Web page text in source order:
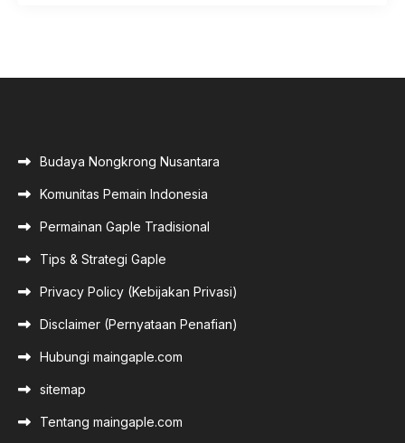
Budaya Nongkrong Nusantara
Komunitas Pemain Indonesia
Permainan Gaple Tradisional
Tips & Strategi Gaple
Privacy Policy (Kebijakan Privasi)
Disclaimer (Pernyataan Penafian)
Hubungi maingaple.com
sitemap
Tentang maingaple.com